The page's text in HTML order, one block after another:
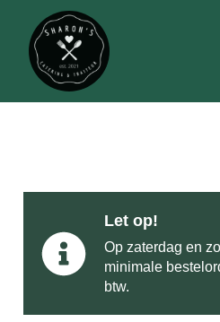
Let op!
Op zaterdag en
minimale
btw.